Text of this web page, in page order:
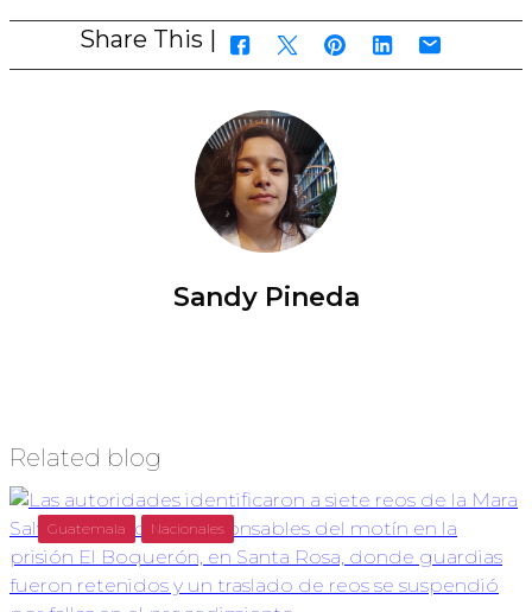
Share This |
Sandy Pineda
Related blog
Guatemala Nacionales